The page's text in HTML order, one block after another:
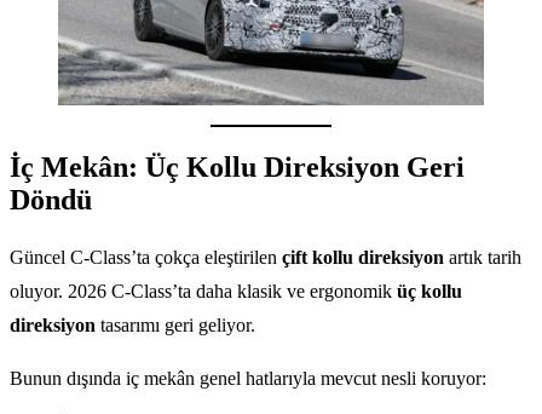
İç Mekân: Üç Kollu Direksiyon Geri
Döndü
Güncel C-Class’ta çokça eleştirilen çift kollu direksiyon artık tarih
oluyor. 2026 C-Class’ta daha klasik ve ergonomik üç kollu
direksiyon tasarımı geri geliyor.
Bunun dışında iç mekân genel hatlarıyla mevcut nesli koruyor: